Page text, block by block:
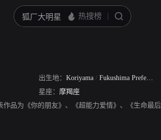
出生地： Koriyama / Fukushima Prefecture
星座： 摩羯座
品为《你的朋友》、《超能力爱情》、《生命最后